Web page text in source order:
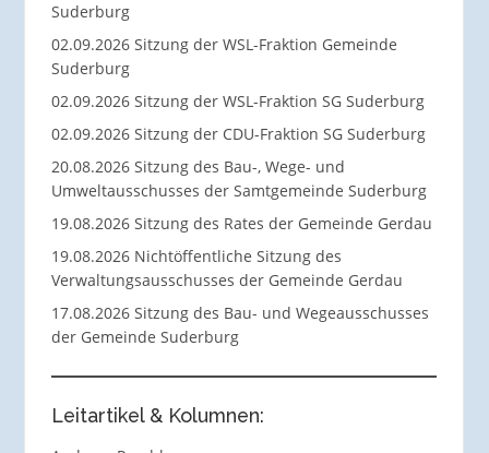
Suderburg
02.09.2026 Sitzung der WSL-Fraktion Gemeinde
Suderburg
02.09.2026 Sitzung der WSL-Fraktion SG Suderburg
02.09.2026 Sitzung der CDU-Fraktion SG Suderburg
20.08.2026 Sitzung des Bau-, Wege- und
Umweltausschusses der Samtgemeinde Suderburg
19.08.2026 Sitzung des Rates der Gemeinde Gerdau
19.08.2026 Nichtöffentliche Sitzung des
Verwaltungsausschusses der Gemeinde Gerdau
17.08.2026 Sitzung des Bau- und Wegeausschusses
der Gemeinde Suderburg
Leitartikel & Kolumnen: